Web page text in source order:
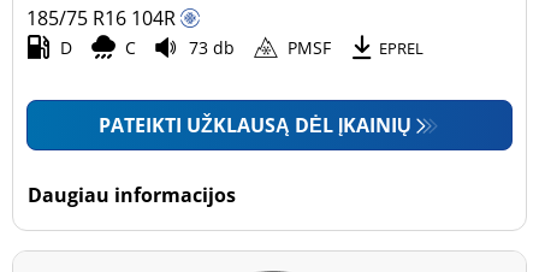
185/75 R16 104R
D C 73 db PMSF EPREL
PATEIKTI UŽKLAUSĄ DĖL ĮKAINIŲ
Daugiau informacijos